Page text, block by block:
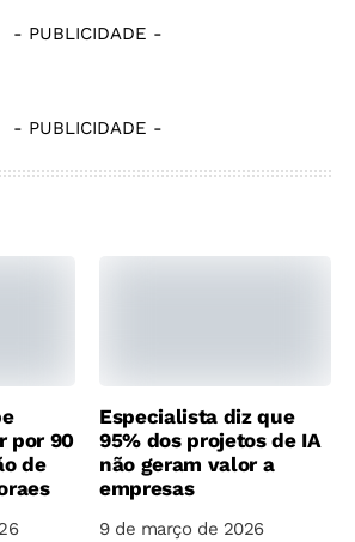
- PUBLICIDADE -
- PUBLICIDADE -
por 90
de
Especialista diz que
95% dos projetos de IA
não geram valor a
empresas
9 de março de 2026